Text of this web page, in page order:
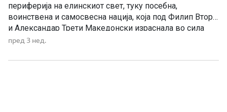
периферија на елинскиот свет, туку посебна,
воинствена и самосвесна нација, која под Филип Втори
и Александар Трети Македонски израснала во сила
што го преобразила тогашниот свет. Кога се зборува
светската историја, не може да се заобиколи
пред 3 нед.